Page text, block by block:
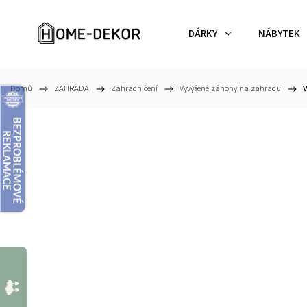
DÁRKY NÁBYTEK
Domů / ZAHRADA / Zahradničení / Vyvýšené záhony na zahradu /